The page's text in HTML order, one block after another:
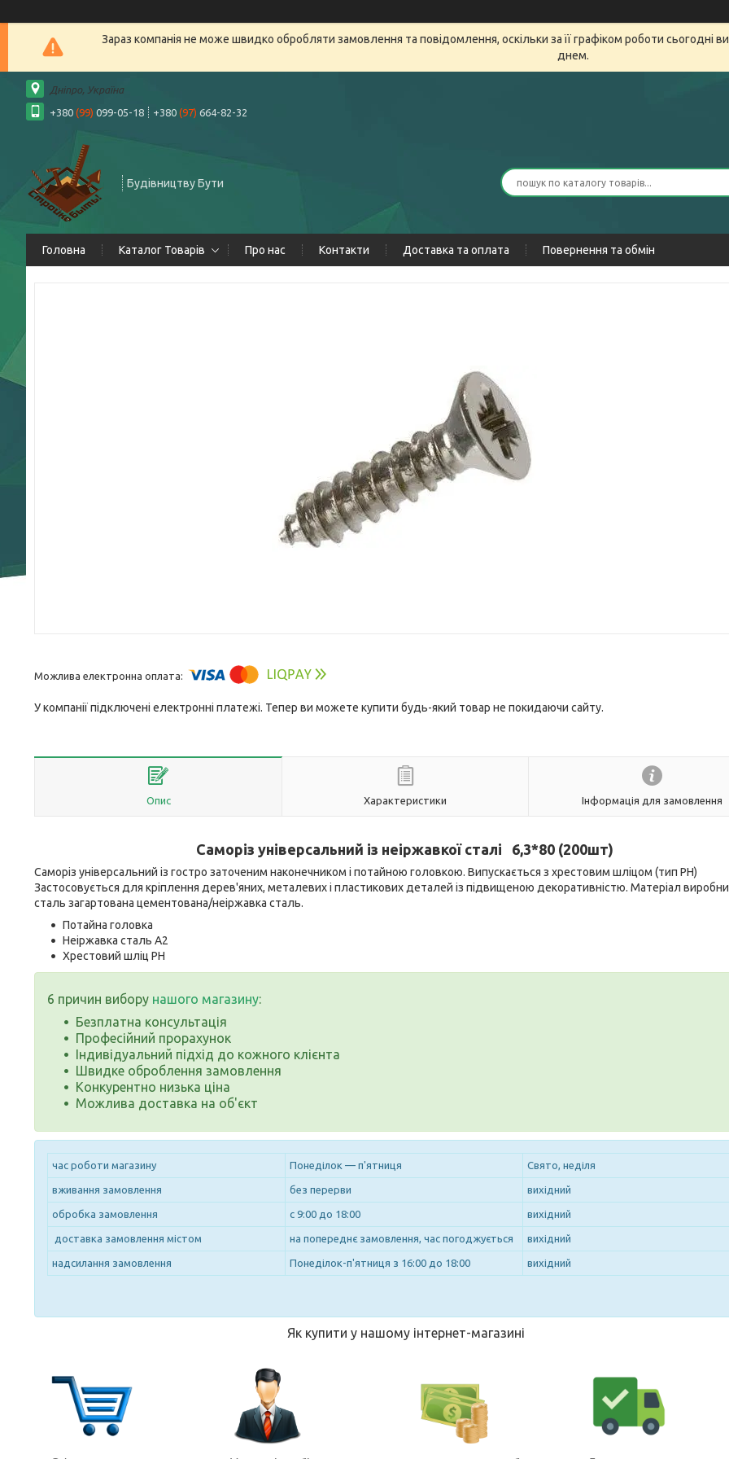
Зараз компанія не може швидко обробляти замовлення та повідомлення, оскільки за її графіком роботи
днем.
Дніпро, Україна
+380 (99) 099-05-18 +380 (97) 664-82-32
Будівництву Бути
Головна Каталог Товарів Про нас Контакти Доставка та оплата Повернення та обмін
У компанії підключені електронні платежі. Тепер ви можете купити будь-який товар не покидаючи сайту.
Опис Характеристики Інформація для замовлення
Саморіз універсальний із неіржавкої сталі 6,3*80 (200шт)
Саморіз універсальний із гостро заточеним наконечником і потайною головкою. Випускається з хрестовим шліцом (тип РН)
Застосовується для кріплення дерев'яних, металевих і пластикових деталей із підвищеною декоративністю. Матеріал
сталь загартована цементована/неіржавка сталь.
Потайна головка
Неіржавка сталь А2
Хрестовий шліц РН
6 причин вибору нашого магазину:
Безплатна консультація
Професійний прорахунок
Індивідуальний підхід до кожного клієнта
Швидке оброблення замовлення
Конкурентно низька ціна
Можлива доставка на об'єкт
час роботи магазину Понеділок — п'ятниця Свято, неділя
вживання замовлення без перерви вихідний
обробка замовлення с 9:00 до 18:00 вихідний
доставка замовлення містом на попереднє замовлення, час погоджується вихідний
надсилання замовлення Понеділок-п'ятниця з 16:00 до 18:00 вихідний
Як купити у нашому інтернет-магазині